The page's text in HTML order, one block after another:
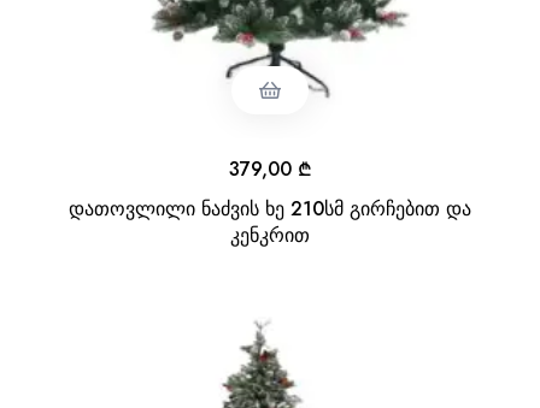
დათოვლილი ნაძვის ხე 210სმ გირჩებით და
კენკრით
379,00 ₾